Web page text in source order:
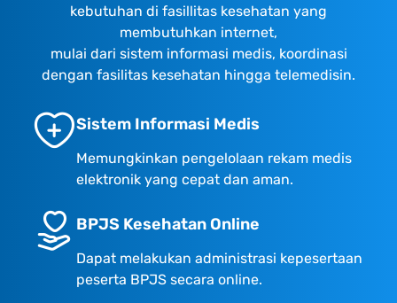
kebutuhan di fasillitas kesehatan yang
membutuhkan internet,
mulai dari sistem informasi medis, koordinasi
dengan fasilitas kesehatan hingga telemedisin.
Sistem Informasi Medis
Memungkinkan pengelolaan rekam medis
elektronik yang cepat dan aman.
BPJS Kesehatan Online
Dapat melakukan administrasi kepesertaan
peserta BPJS secara online.